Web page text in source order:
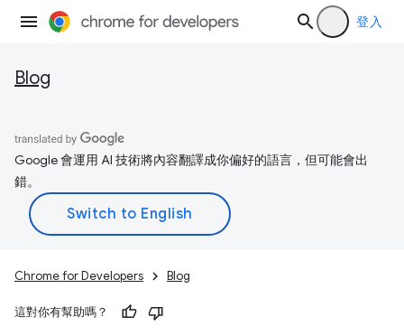
登入
Blog
Google 會運用 AI 技術將內容翻譯成你偏好的語言，但可能會出
錯。
Chrome for Developers Blog
這對你有幫助嗎？